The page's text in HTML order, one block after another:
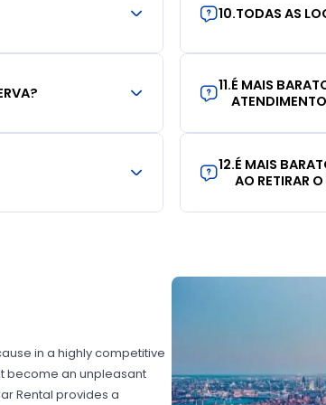
10.TODAS AS
11.É MAIS
12.É MAIS
AO RETIRAR
in a highly competitive
become an unpleasant
Rental provides a